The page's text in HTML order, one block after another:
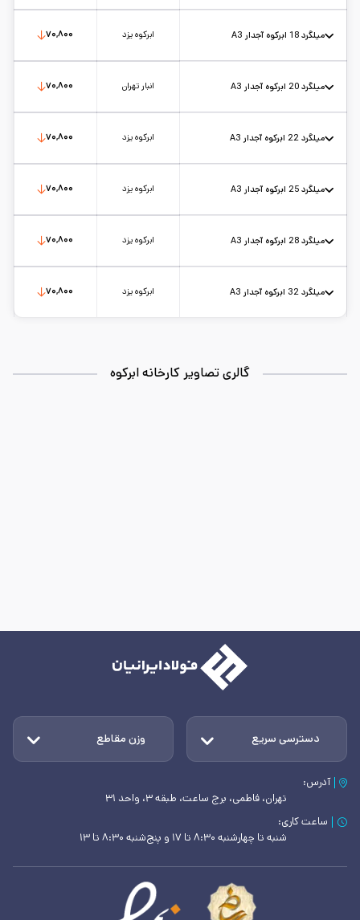
تاریخ بروزرسانی: ۱۴۰۵/۵/۱۷ واحد: کیلوگرم میلگرد 18 ابرکوه آجدار A3 ابرکوه یزد ۷۰,۸۰۰
تاریخ بروزرسانی: ۱۴۰۵/۵/۱۷ واحد: کیلوگرم میلگرد 20 ابرکوه آجدار A3 انبار تهران ۷۰,۸۰۰
تاریخ بروزرسانی: ۱۴۰۵/۵/۱۷ واحد: کیلوگرم میلگرد 22 ابرکوه آجدار A3 ابرکوه یزد ۷۰,۸۰۰
تاریخ بروزرسانی: ۱۴۰۵/۵/۱۷ واحد: کیلوگرم میلگرد 25 ابرکوه آجدار A3 ابرکوه یزد ۷۰,۸۰۰
تاریخ بروزرسانی: ۱۴۰۵/۵/۱۷ واحد: کیلوگرم میلگرد 28 ابرکوه آجدار A3 ابرکوه یزد ۷۰,۸۰۰
تاریخ بروزرسانی: ۱۴۰۵/۵/۱۷ واحد: کیلوگرم میلگرد 32 ابرکوه آجدار A3 ابرکوه یزد ۷۰,۸۰۰
گالری تصاویر کارخانه ابرکوه
دسترسی سریع وزن مقاطع
آدرس:
تهران، فاطمی، برج ساعت، طبقه ۳، واحد ۳۱
ساعت کاری:
شنبه تا چهارشنبه ۸:۳۰ تا ۱۷ و پنج‌شنبه ۸:۳۰ تا ۱۳